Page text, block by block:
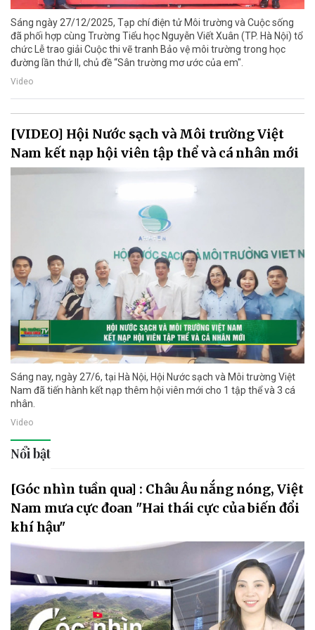
Sáng ngày 27/12/2025, Tạp chí điện tử Môi trường và Cuộc sống
đã phối hợp cùng Trường Tiểu học Nguyễn Viết Xuân (TP. Hà Nội) tổ
chức Lễ trao giải Cuộc thi vẽ tranh Bảo vệ môi trường trong học
đường lần thứ II, chủ đề “Sân trường mơ ước của em".
Video
[VIDEO] Hội Nước sạch và Môi trường Việt
Nam kết nạp hội viên tập thể và cá nhân mới
Sáng nay, ngày 27/6, tại Hà Nội, Hội Nước sạch và Môi trường Việt
Nam đã tiến hành kết nạp thêm hội viên mới cho 1 tập thể và 3 cá
nhân.
Video
Nổi bật
[Góc nhìn tuần qua] : Châu Âu nắng nóng, Việt
Nam mưa cực đoan "Hai thái cực của biến đổi
khí hậu"